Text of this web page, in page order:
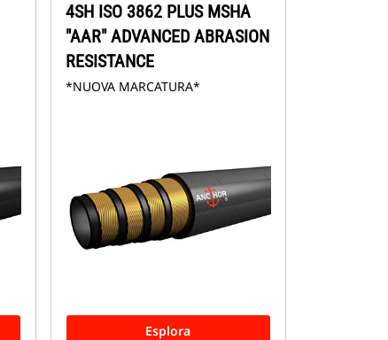
4SH ISO 3862 PLUS MSHA
"AAR" ADVANCED ABRASION
RESISTANCE
*NUOVA MARCATURA*
Esplora